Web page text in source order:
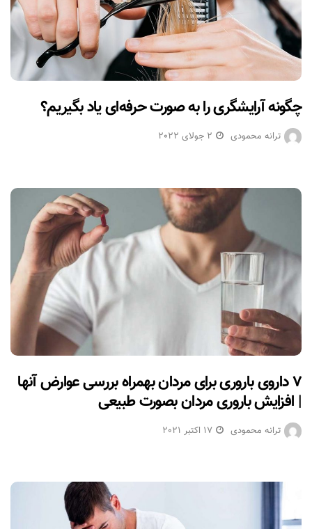
چگونه آرایشگری را به صورت حرفه‌ای یاد بگیریم؟
ترانه محمودی 2 جولای 2022
۷ داروی باروری برای مردان بهمراه بررسی عوارض آنها
| افزایش باروری مردان بصورت طبیعی
ترانه محمودی 17 اکتبر 2021